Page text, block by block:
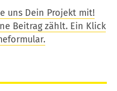
uns Dein Projekt mit!
Beitrag zählt. Ein Klick